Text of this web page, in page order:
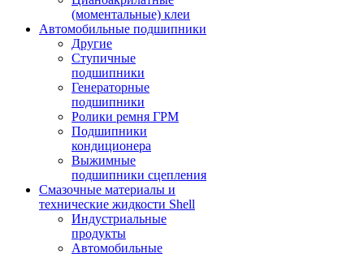
(моментальные) клеи
Автомобильные подшипники
Другие
Ступичные
подшипники
Генераторные
подшипники
Ролики ремня ГРМ
Подшипники
кондиционера
Выжимные
подшипники сцепления
Смазочные материалы и
технические жидкости Shell
Индустриальные
продукты
Автомобильные